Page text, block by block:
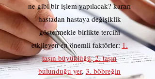
ne gibi bir işlem yapılacak? kararı
hastadan hastaya değişiklik
göstermekle birlikte tercihi
etkileyen en önemli faktörler: 1.
taşın büyüklüğü, 2. taşın
bulunduğu yer, 3. böbreğin